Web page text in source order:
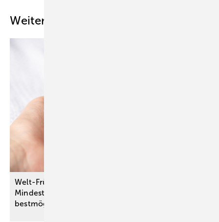
Weitere Inhalte
Welt-Frühgeborenen-Tag – Qualitätssichernde
Mindestmengen für Krankenhäuser sorgen für den
bestmöglichen Start ins